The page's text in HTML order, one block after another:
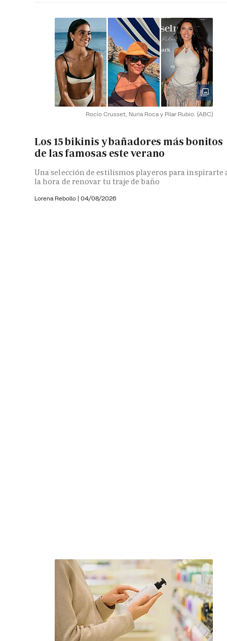
Rocío Crusset, Nuria Roca y Pilar Rubio. (ABC)
Los 15 bikinis y bañadores más bonitos
de las famosas este verano
Una selección de estilismos playeros para inspirarte
la hora de renovar tu traje de baño
Lorena Rebollo | 04/08/2026